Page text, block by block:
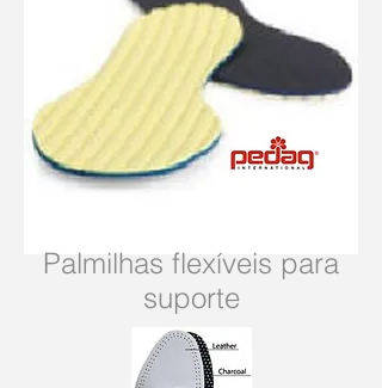
Palmilhas flexíveis para
suporte